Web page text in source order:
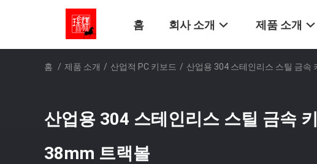
홈 회사 소개 제품 소개
홈 / 제품 소개 / 산업적 PC 키보드 / 산업용 304 스테인리스 스틸 금속
산업용 304 스테인리스 스틸 금속
38mm 트랙볼